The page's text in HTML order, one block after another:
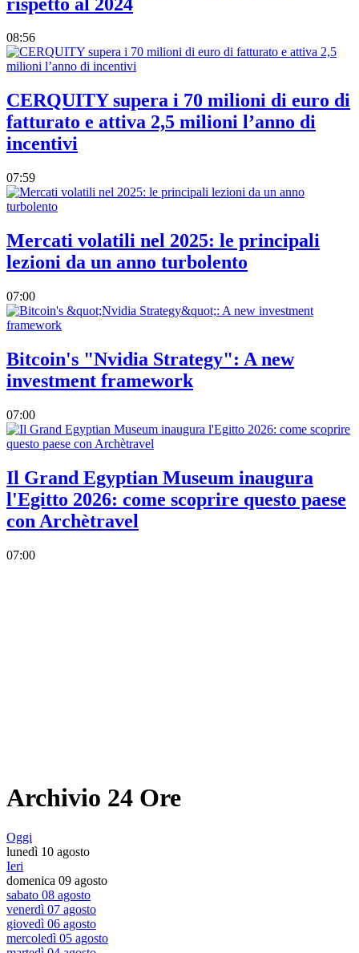
08:56
CERQUITY supera i 70 milioni di euro di
fatturato e attiva 2,5 milioni l’anno di
incentivi
07:59
Mercati volatili nel 2025: le principali
lezioni da un anno turbolento
07:00
Bitcoin's "Nvidia Strategy": A new
investment framework
07:00
Il Grand Egyptian Museum inaugura
l'Egitto 2026: come scoprire questo paese
con Archètravel
07:00
Archivio 24 Ore
Oggi
lunedì 10 agosto
Ieri
domenica 09 agosto
sabato 08 agosto
venerdì 07 agosto
giovedì 06 agosto
mercoledì 05 agosto